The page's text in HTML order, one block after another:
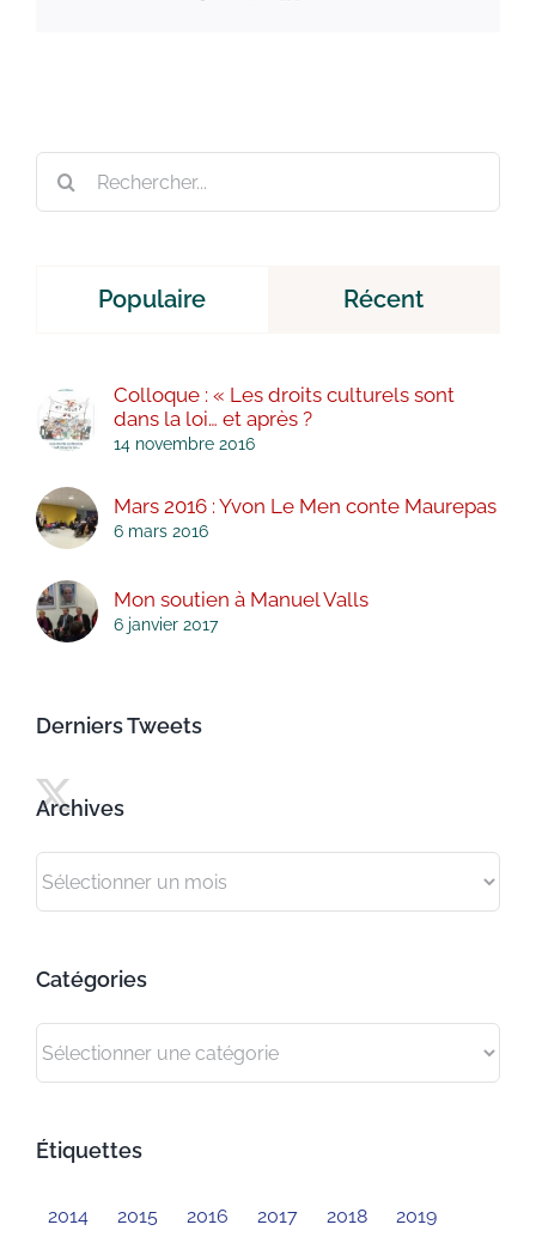
Populaire Récent
Colloque : « Les droits culturels sont
dans la loi… et après ?
14 novembre 2016
Mars 2016 : Yvon Le Men conte Maurepas
6 mars 2016
Mon soutien à Manuel Valls
6 janvier 2017
Derniers Tweets
Archives
Catégories
Étiquettes
2014 2015 2016 2017 2018 2019